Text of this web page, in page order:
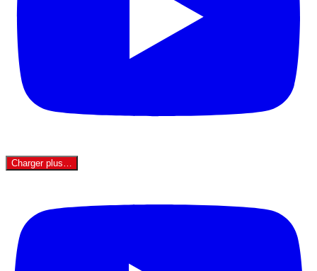
Charger plus…